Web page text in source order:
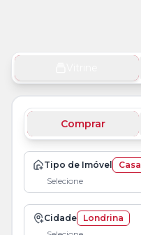
Comprar
Tipo de Imóvel
Casa
Selecione
Cidade
Londrina